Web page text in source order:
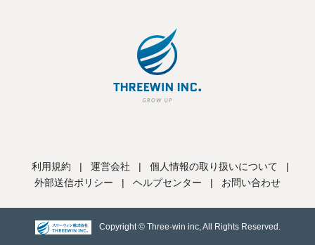
利用規約 | 運営会社 | 個人情報の取り扱いについて
|
外部送信ポリシー
| ヘルプセンター | お問い合わせ
Copyright © Three-win inc, All Rights Reserved.